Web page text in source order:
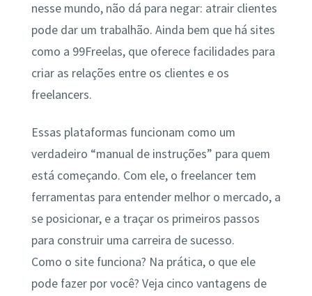
nesse mundo, não dá para negar: atrair clientes
pode dar um trabalhão. Ainda bem que há sites
como a 99Freelas, que oferece facilidades para
criar as relações entre os clientes e os
freelancers.
Essas plataformas funcionam como um
verdadeiro “manual de instruções” para quem
está começando. Com ele, o freelancer tem
ferramentas para entender melhor o mercado, a
se posicionar, e a traçar os primeiros passos
para construir uma carreira de sucesso.
Como o site funciona? Na prática, o que ele
pode fazer por você? Veja cinco vantagens de